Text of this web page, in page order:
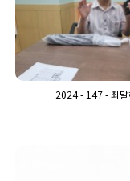
2024 - 147 - 최말